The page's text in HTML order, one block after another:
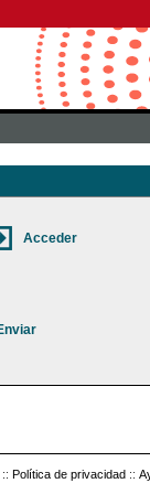
:: Política de privacidad ::